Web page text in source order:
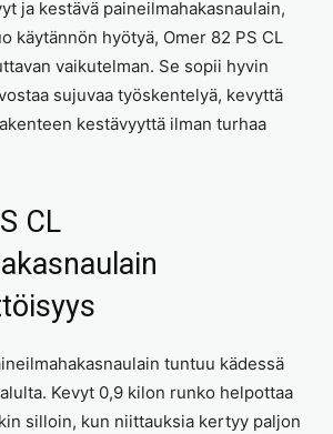
ja kestävä paineilmahakasnaulain,
käytännön hyötyä, Omer 82 PS CL
vaikutelman. Se sopii hyvin
sujuvaa työskentelyä, kevyttä
kestävyyttä ilman turhaa
CL
tuntuu kädessä
Kevyt 0,9 kilon runko helpottaa
silloin, kun niittauksia kertyy paljon